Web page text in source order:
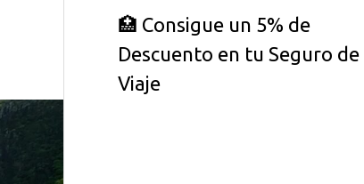
🏥 Consigue un 5% de
Descuento en tu Seguro de
Viaje